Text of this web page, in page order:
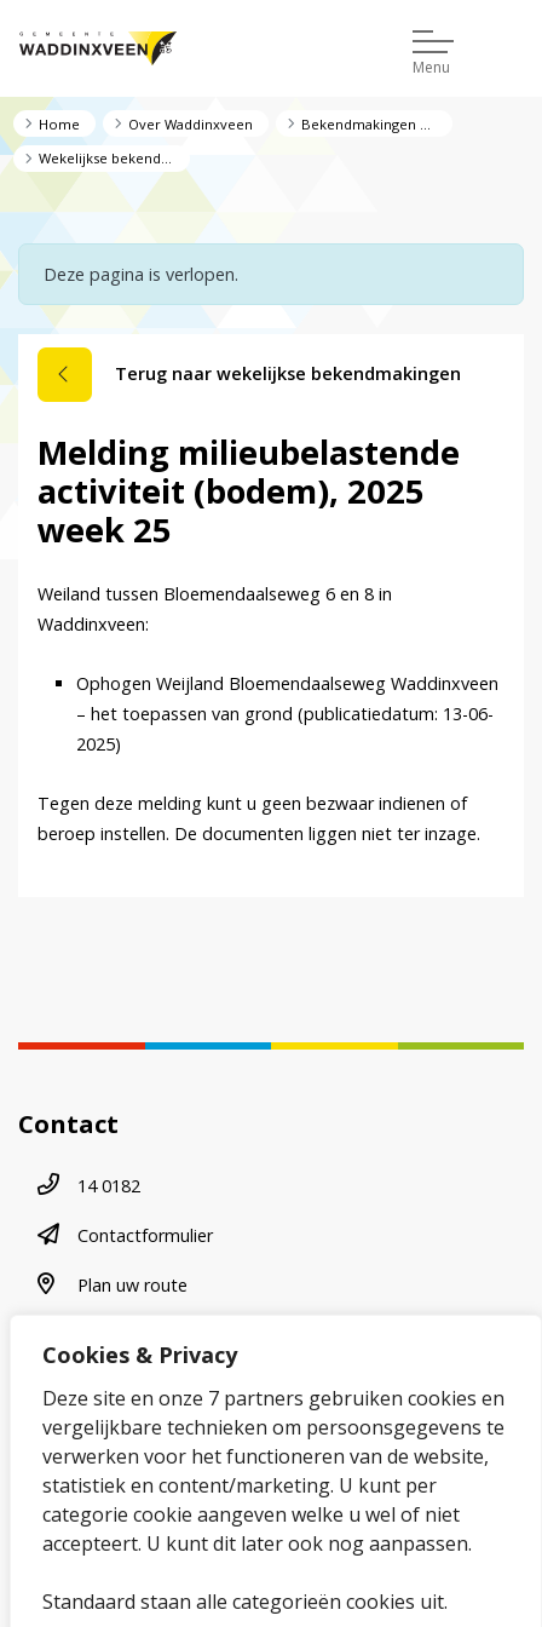
Cookies & Privacy
Deze site en onze 7 partners gebruiken cookies en
vergelijkbare technieken om persoonsgegevens te
verwerken voor het functioneren van de website,
statistiek en content/marketing. U kunt per
categorie cookie aangeven welke u wel of niet
accepteert. U kunt dit later ook nog aanpassen.
Standaard staan alle categorieën cookies uit.
Menu
Home Over Waddinxveen
Wekelijkse bekendmakingen
Deze pagina is verlopen.
Terug naar wekelijkse bekendmakingen
Melding milieubelastende
activiteit (bodem), 2025
week 25
Weiland tussen Bloemendaalseweg 6 en 8 in
Waddinxveen:
Ophogen Weijland Bloemendaalseweg Waddinxveen
– het toepassen van grond (publicatiedatum: 13-06-
2025)
Tegen deze melding kunt u geen bezwaar indienen of
beroep instellen. De documenten liggen niet ter inzage.
Contact
Telefoonnummer
14 0182
contactformulier
Contactformulier
plan uw route
Plan uw route
Over onze website
Sitemap
Privacybeleid en cookies
Cookies wijzigen